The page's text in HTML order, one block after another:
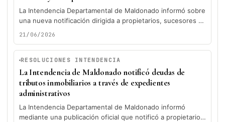
La Intendencia Departamental de Maldonado informó sobre
una nueva notificación dirigida a propietarios, sucesores a
cualquier título, ocupantes y poseedores...
21/06/2026
RESOLUCIONES INTENDENCIA
La Intendencia de Maldonado notificó deudas de
tributos inmobiliarios a través de expedientes
administrativos
La Intendencia Departamental de Maldonado informó
mediante una publicación oficial que notificó a propietarios,